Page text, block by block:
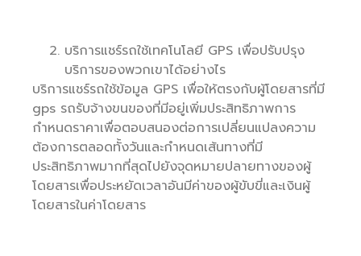
บริการแชร์รถใช้เทคโนโลยี GPS เพื่อปรับปรุง
บริการของพวกเขาได้อย่างไร
บริการแชร์รถใช้ข้อมูล GPS เพื่อให้ตรงกับผู้โดยสารที่มี
gps รถรับจ้างขนของที่มีอยู่เพิ่มประสิทธิภาพการ
กำหนดราคาเพื่อตอบสนองต่อการเปลี่ยนแปลงความ
ต้องการตลอดทั้งวันและกำหนดเส้นทางที่มี
ประสิทธิภาพมากที่สุดไปยังจุดหมายปลายทางของผู้
โดยสารเพื่อประหยัดเวลาอันมีค่าของผู้ขับขี่และเงินผู้
โดยสารในค่าโดยสาร